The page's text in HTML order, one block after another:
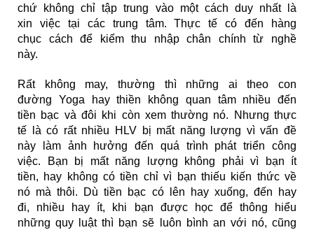
chứ không chỉ tập trung vào một cách duy nhất là
xin việc tại các trung tâm. Thực tế có đến hàng
chục cách để kiếm thu nhập chân chính từ nghề
này.
Rất không may, thường thì những ai theo con
đường Yoga hay thiền không quan tâm nhiều đến
tiền bạc và đôi khi còn xem thường nó. Nhưng thực
tế là có rất nhiều HLV bị mất năng lượng vì vấn đề
này làm ảnh hưởng đến quá trình phát triển công
việc. Bạn bị mất năng lượng không phải vì bạn ít
tiền, hay không có tiền chỉ vì bạn thiếu kiến thức về
nó mà thôi. Dù tiền bạc có lên hay xuống, đến hay
đi, nhiều hay ít, khi bạn được học để thông hiểu
những quy luật thì bạn sẽ luôn bình an với nó, cũng